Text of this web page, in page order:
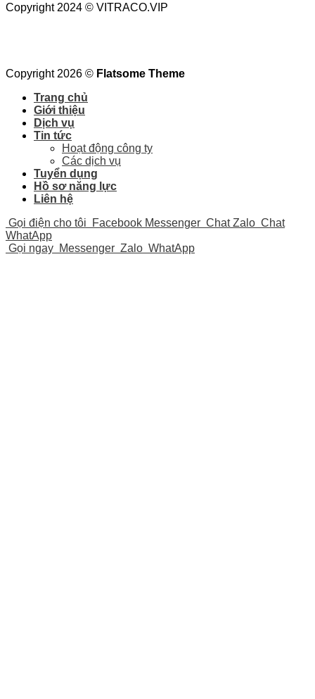
Copyright 2024 © VITRACO.VIP
Copyright 2026 © Flatsome Theme
Trang chủ
Giới thiệu
Dịch vụ
Tin tức
Hoạt động công ty
Các dịch vụ
Tuyển dụng
Hồ sơ năng lực
Liên hệ
Gọi điện cho tôi
Facebook Messenger Chat Zalo Chat
WhatApp
Gọi ngay Messenger Zalo WhatApp